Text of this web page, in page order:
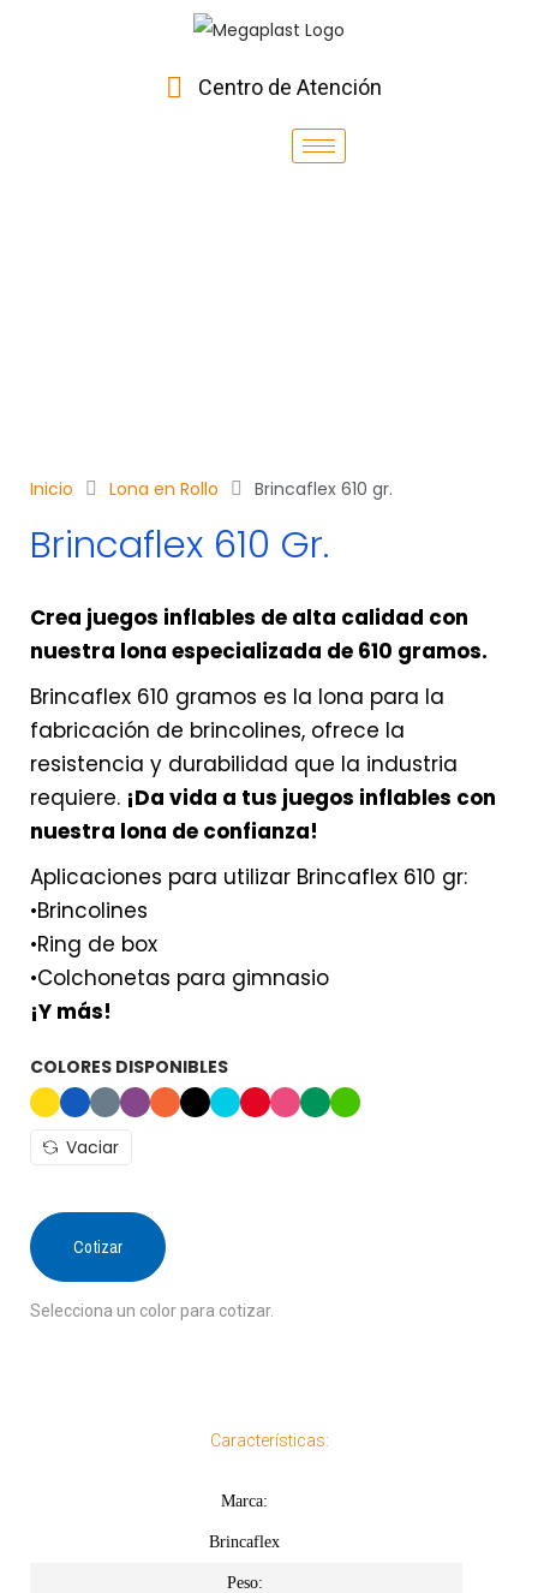
Centro de Atención
Inicio Lona en Rollo Brincaflex 610 gr.
Brincaflex 610 Gr.
Crea juegos inflables de alta calidad con
nuestra lona especializada de 610 gramos.
Brincaflex 610 gramos es la lona para la
fabricación de brincolines, ofrece la
resistencia y durabilidad que la industria
requiere. ¡Da vida a tus juegos inflables con
nuestra lona de confianza!
Aplicaciones para utilizar Brincaflex 610 gr:
•Brincolines
•Ring de box
•Colchonetas para gimnasio
¡Y más!
COLORES DISPONIBLES
Vaciar
Cotizar
Selecciona un color para cotizar.
Características:
Marca:
Brincaflex
Peso: